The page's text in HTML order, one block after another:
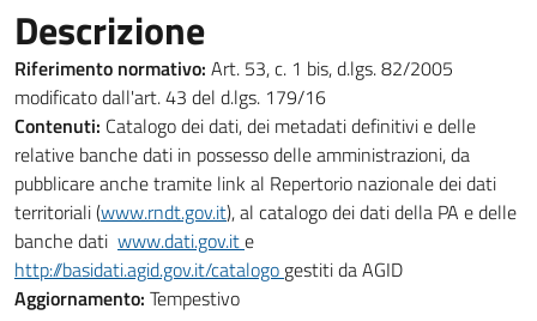
Descrizione
Riferimento normativo: Art. 53, c. 1 bis, d.lgs. 82/2005
modificato dall'art. 43 del d.lgs. 179/16
Contenuti: Catalogo dei dati, dei metadati definitivi e delle
relative banche dati in possesso delle amministrazioni, da
pubblicare anche tramite link al Repertorio nazionale dei dati
territoriali (www.rndt.gov.it), al catalogo dei dati della PA e delle
banche dati www.dati.gov.ite
http://basidati.agid.gov.it/catalogo gestiti da AGID
Aggiornamento: Tempestivo